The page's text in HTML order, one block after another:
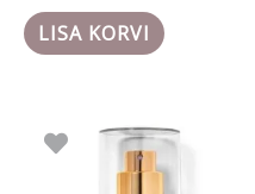
LISA KORVI